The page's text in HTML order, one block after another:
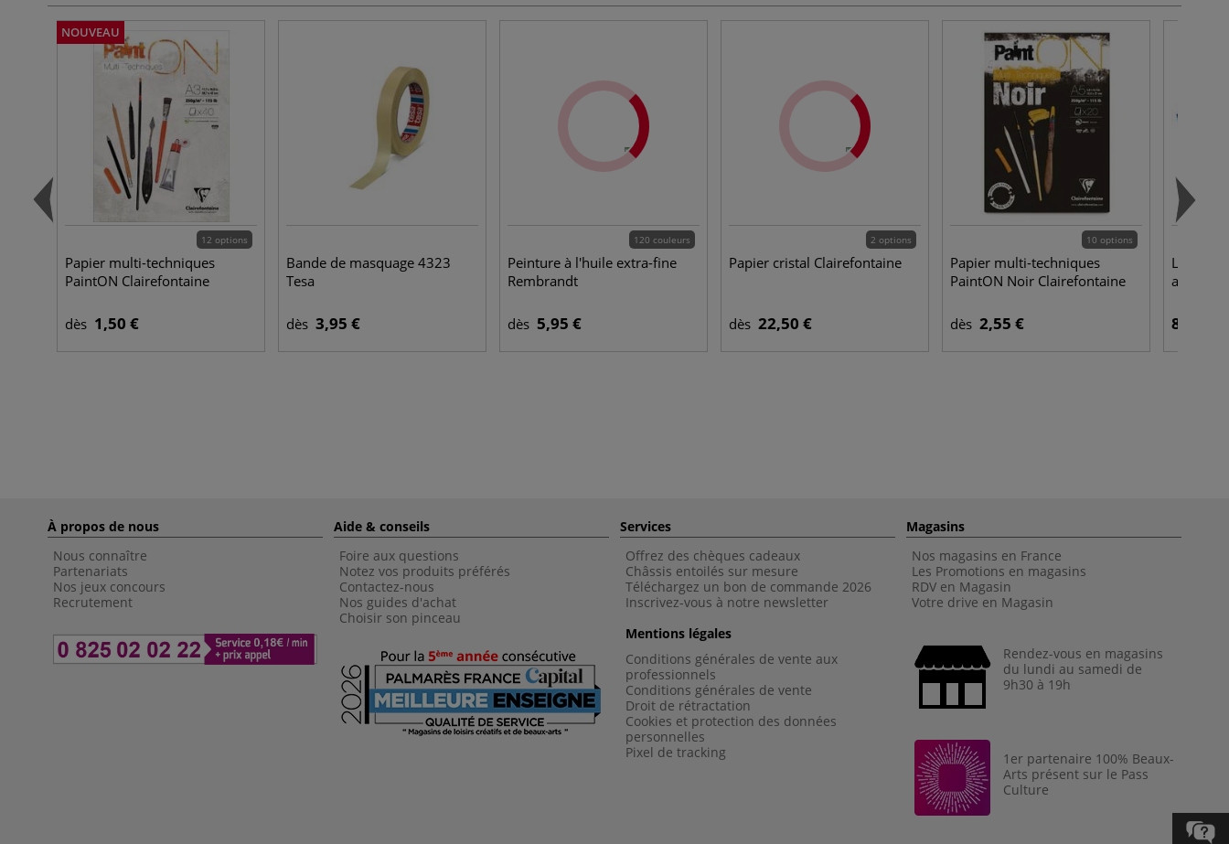
NOUVEAU
12 options
Papier multi-techniques
PaintON Clairefontaine
dès 1,50 €
Bande de masquage 4323
Tesa
dès 3,95 €
120 couleurs
Peinture à l'huile extra-fine
Rembrandt
dès 5,95 €
2 options
Papier cristal Clairefontaine
dès 22,50 €
10 options
Papier multi-techniques
PaintON Noir Clairefontaine
dès 2,55 €
Lot 12
assortis
8,45 €
À propos de nous
Nous connaître
Partenariats
Nos jeux concours
Recrutement
Aide & conseils
Foire aux questions
Notez vos produits préférés
Contactez-nous
Nos guides d'achat
Choisir son pinceau
Services
Offrez des chèques cadeaux
Châssis entoilés sur mesure
Téléchargez un bon de commande 2026
Inscrivez-vous à notre newsletter
Mentions légales
Conditions générales de vente aux
professionnels
Conditions générales de vente
Droit de rétractation
Cookies et protection des données
personnelles
Pixel de tracking
Magasins
Nos magasins en France
Les Promotions en magasins
RDV en Magasin
Votre drive en Magasin
Rendez-vous en magasins
du lundi au samedi de
9h30 à 19h
1er partenaire 100% Beaux-
Arts présent sur le Pass
Culture